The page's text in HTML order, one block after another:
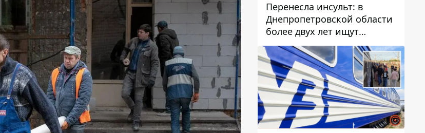
Перенесла инсульт: в
Днепропетровской области
более двух лет ищут
пропавшую женщину